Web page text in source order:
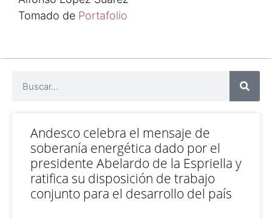
Tomado de Portafolio
Andesco celebra el mensaje de
soberanía energética dado por el
presidente Abelardo de la Espriella y
ratifica su disposición de trabajo
conjunto para el desarrollo del país